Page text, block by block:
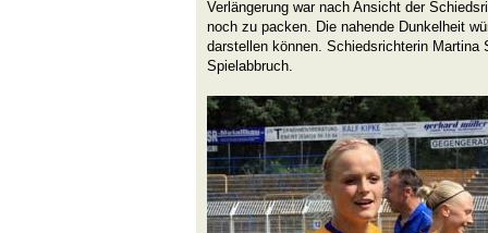
Verlängerung war nach Ansicht der
noch zu packen. Die nahende Dunkelheit
darstellen können. Schiedsrichterin Martina
Spielabbruch.